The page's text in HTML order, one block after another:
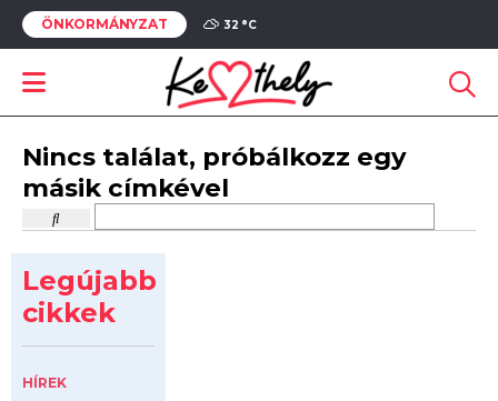
ÖNKORMÁNYZAT 32 °C
Nincs találat, próbálkozz egy
másik címkével
Legújabb
cikkek
HÍREK